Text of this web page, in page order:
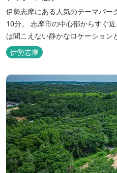
伊勢志摩にある人気のテーマパー
10分。 志摩市の中心部からすぐ
は聞こえない静かなロケーション
コテージは、非日常の時間を過ご
泊まれる宿泊棟もあり、「週末、
いう利用客も多いです。
伊勢志摩